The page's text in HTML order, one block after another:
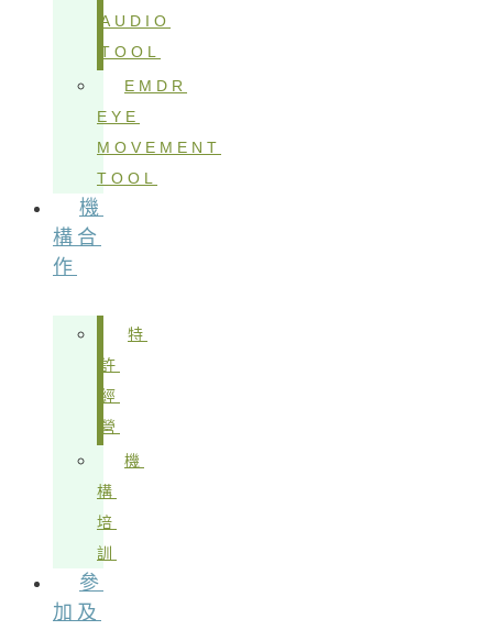
AUDIO
TOOL
EMDR
EYE
MOVEMENT
TOOL
機
構合
作
特
許
經
營
機
構
培
訓
參
加及